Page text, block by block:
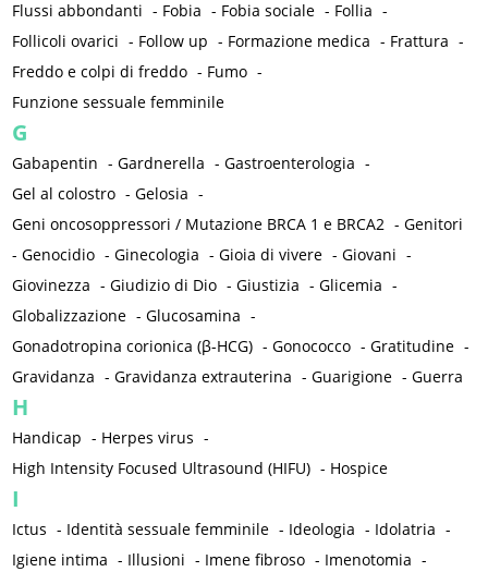
Flussi abbondanti - Fobia - Fobia sociale - Follia -
Follicoli ovarici - Follow up - Formazione medica - Frattura -
Freddo e colpi di freddo - Fumo -
Funzione sessuale femminile
G
Gabapentin -Gardnerella -Gastroenterologia -
Gel al colostro -Gelosia -
Geni oncosoppressori / Mutazione BRCA 1 e BRCA2 -Genitori
-Genocidio -Ginecologia -Gioia di vivere -Giovani -
Giovinezza -Giudizio di Dio -Giustizia -Glicemia -
Globalizzazione -Glucosamina -
Gonadotropina corionica (β-HCG) -Gonococco -Gratitudine -
Gravidanza -Gravidanza extrauterina -Guarigione -Guerra
H
Handicap - Herpes virus -
High Intensity Focused Ultrasound (HIFU) - Hospice
I
Ictus - Identità sessuale femminile - Ideologia - Idolatria -
Igiene intima - Illusioni - Imene fibroso - Imenotomia -